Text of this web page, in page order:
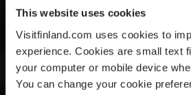
This website uses cookies
Visitfinland.com uses cookies to
experience. Cookies are small text
your computer or mobile device
You can change your cookie